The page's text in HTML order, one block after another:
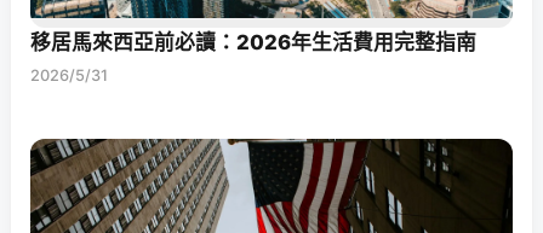
移居馬來西亞前必讀：2026年生活費用完整指南
2026/5/31